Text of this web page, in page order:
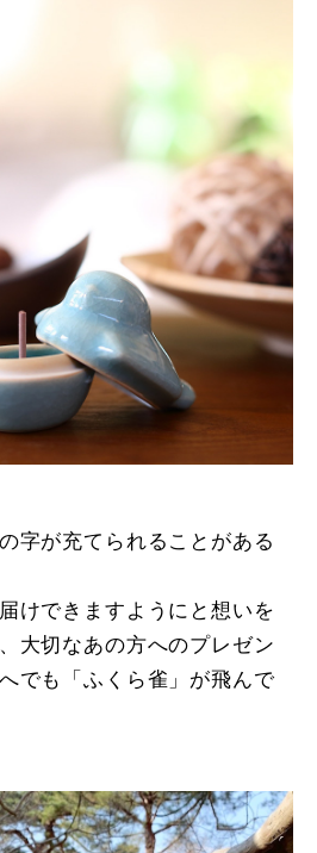
字が充てられることがある
けできますようにと想いを
大切なあの方へのプレゼン
でも「ふくら雀」が飛んで